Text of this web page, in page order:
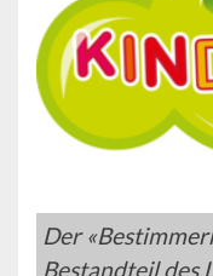
Der
Bestandteil des